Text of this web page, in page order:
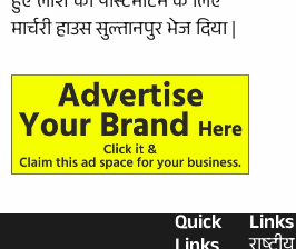
मार्चरी हाउस सुल्तानपुर भेज दिया |
Links
Quick